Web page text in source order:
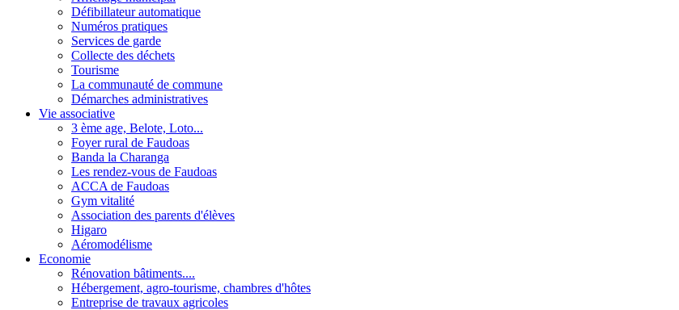
Défibillateur automatique
Numéros pratiques
Services de garde
Collecte des déchets
Tourisme
La communauté de commune
Démarches administratives
Vie associative
3 ème age, Belote, Loto...
Foyer rural de Faudoas
Banda la Charanga
Les rendez-vous de Faudoas
ACCA de Faudoas
Gym vitalité
Association des parents d'élèves
Higaro
Aéromodélisme
Economie
Rénovation bâtiments....
Hébergement, agro-tourisme, chambres d'hôtes
Entreprise de travaux agricoles